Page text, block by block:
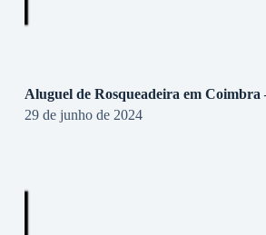
Aluguel de Rosqueadeira em Coimbra
29 de junho de 2024